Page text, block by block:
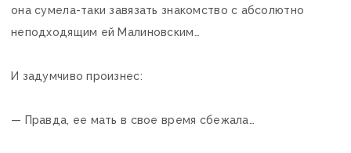
она сумела-таки завязать знакомство с абсолютно
неподходящим ей Малиновским…
И задумчиво произнес:
— Правда, ее мать в свое время сбежала…